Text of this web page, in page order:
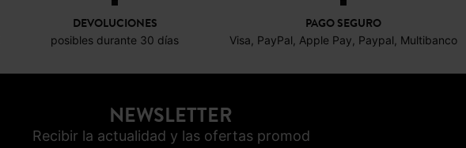
DEVOLUCIONES
posibles durante 30 días
PAGO SEGURO
Visa, PayPal, Apple Pay, Paypal, Multibanco
NEWSLETTER
Recibir la actualidad y las ofertas promod